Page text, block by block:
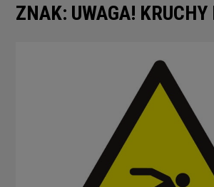
ZNAK: UWAGA! KRUCHY